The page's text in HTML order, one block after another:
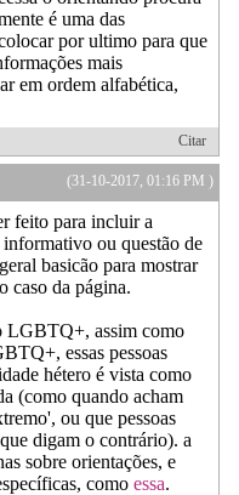
é uma das
por ultimo para que
mais
em ordem alfabética,
Citar
(31-10-2017, 01:16 PM )
feito para incluir a
ou questão de
basicão para mostrar
caso da página.
LGBTQ+, assim como
essas pessoas
hétero é vista como
(como quando acham
ou que pessoas
digam o contrário). a
sobre orientações, e
como essa.